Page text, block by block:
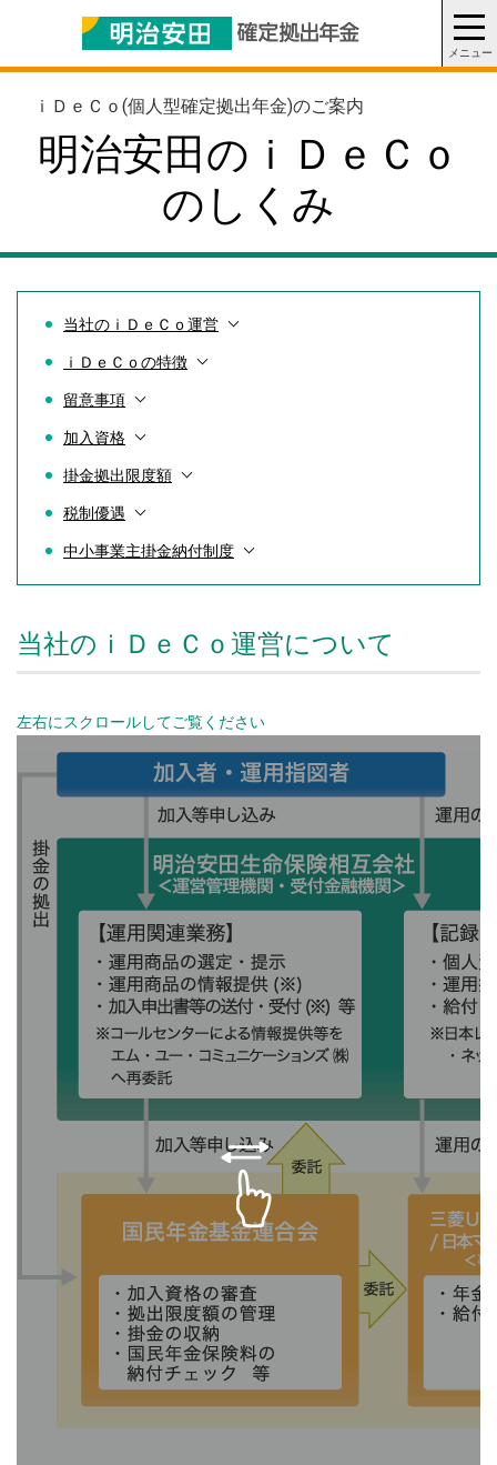
ｉＤｅＣｏ(個人型確定拠出年金)のご案内
明治安田の ｉＤｅＣｏ
のしくみ
当社のｉＤｅＣｏ運営
ｉＤｅＣｏの特徴
留意事項
加入資格
掛金拠出限度額
税制優遇
中小事業主掛金納付制度
当社のｉＤｅＣｏ運営について